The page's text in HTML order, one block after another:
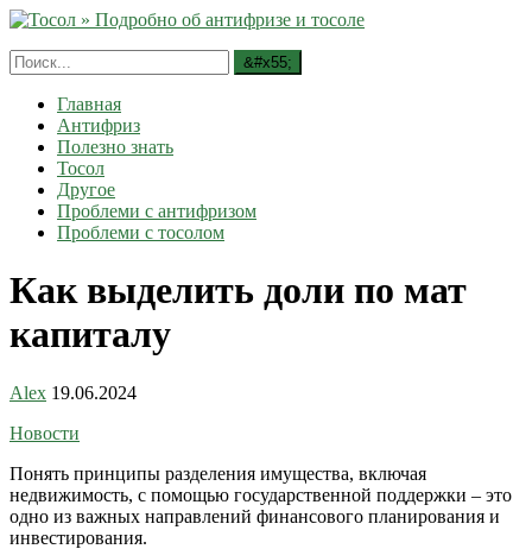
Главная
Антифриз
Полезно знать
Тосол
Другое
Проблеми с антифризом
Проблеми с тосолом
Как выделить доли по мат
капиталу
Alex 19.06.2024
Новости
Понять принципы разделения имущества, включая
недвижимость, с помощью государственной поддержки – это
одно из важных направлений финансового планирования и
инвестирования.